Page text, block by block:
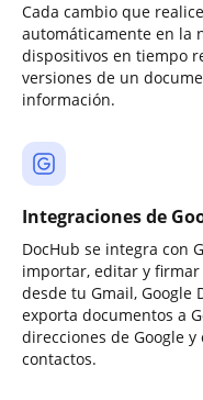
Cada cambio que
automáticamente en la
dispositivos en tiempo
versiones de un
información.
Integraciones de
DocHub se integra con
importar, editar y
desde tu Gmail, Google
exporta documentos a
direcciones de Google
contactos.